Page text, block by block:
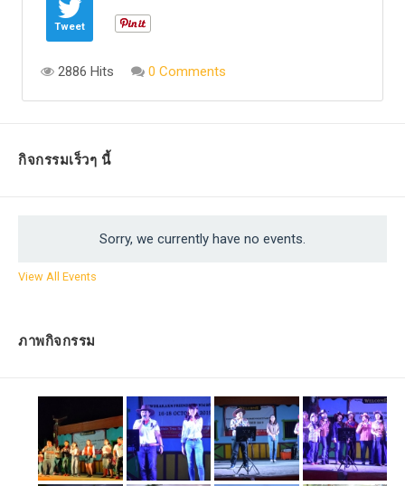
Tweet
2886 Hits 0 Comments
กิจกรรมเร็วๆ นี้
Sorry, we currently have no events.
View All Events
ภาพกิจกรรม